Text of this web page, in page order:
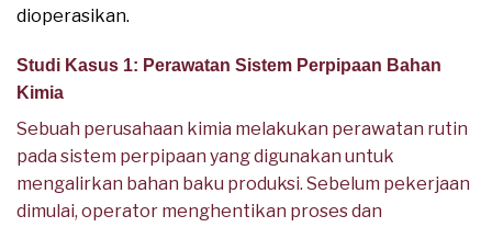
dioperasikan.
Studi Kasus 1: Perawatan Sistem Perpipaan Bahan
Kimia
Sebuah perusahaan kimia melakukan perawatan rutin
pada sistem perpipaan yang digunakan untuk
mengalirkan bahan baku produksi. Sebelum pekerjaan
dimulai, operator menghentikan proses dan